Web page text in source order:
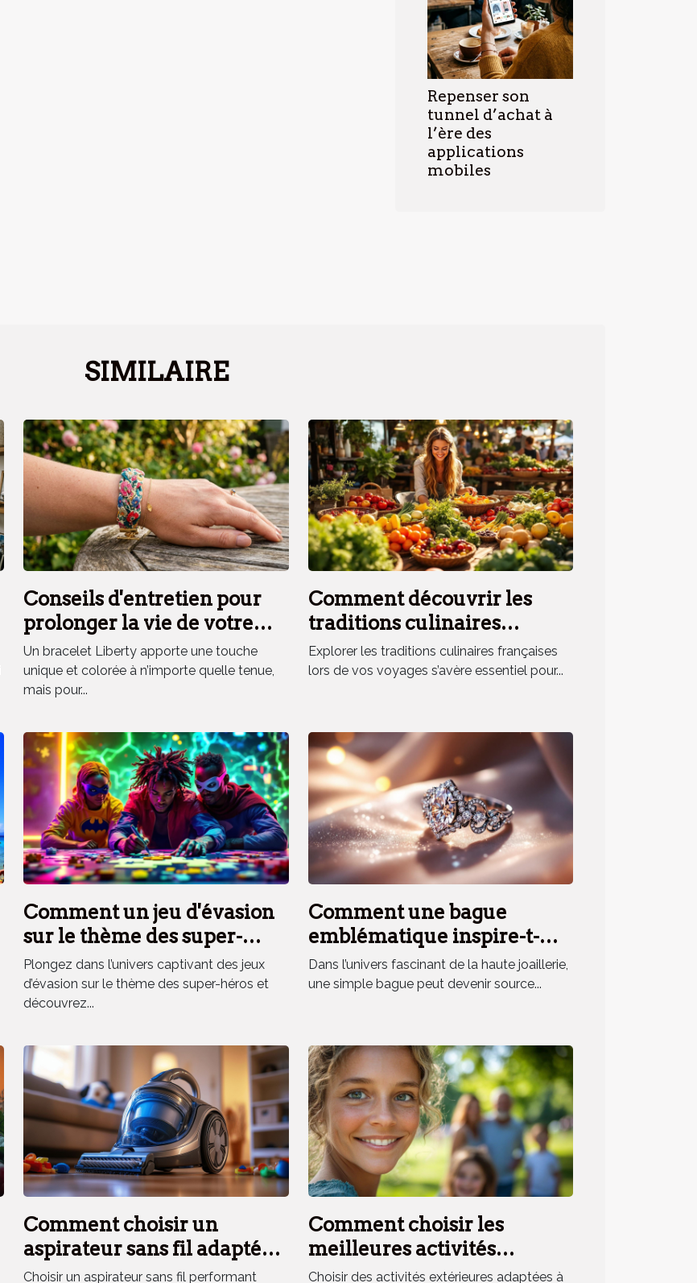
Repenser son
tunnel d’achat à
l’ère des
applications
mobiles
SIMILAIRE
Conseils d'entretien pour
prolonger la vie de votre
bracelet Liberty
Un bracelet Liberty apporte une touche
unique et colorée à n’importe quelle tenue,
mais pour...
Comment découvrir les
traditions culinaires
françaises lors de vos
voyages ?
Explorer les traditions culinaires françaises
lors de vos voyages s’avère essentiel pour...
Comment un jeu d'évasion
sur le thème des super-
héros renforce la cohésion
d'équipe ?
Plongez dans l’univers captivant des jeux
d’évasion sur le thème des super-héros et
découvrez...
Comment une bague
emblématique inspire-t-
elle un parfum unique ?
Dans l’univers fascinant de la haute joaillerie,
une simple bague peut devenir source...
Comment choisir un
aspirateur sans fil adapté
aux besoins des ménages
Choisir un aspirateur sans fil performant
Comment choisir les
meilleures activités
extérieures pour toute la
Choisir des activités extérieures adaptées à